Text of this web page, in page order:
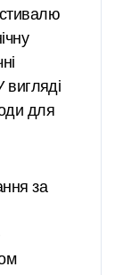
вигляді
для
за